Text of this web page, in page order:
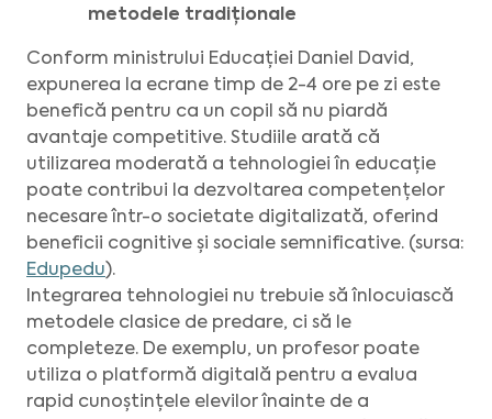
metodele tradiționale
Conform ministrului Educației Daniel David,
expunerea la ecrane timp de 2-4 ore pe zi este
benefică pentru ca un copil să nu piardă
avantaje competitive. Studiile arată că
utilizarea moderată a tehnologiei în educație
poate contribui la dezvoltarea competențelor
necesare într-o societate digitalizată, oferind
beneficii cognitive și sociale semnificative. (sursa:
Edupedu).
Integrarea tehnologiei nu trebuie să înlocuiască
metodele clasice de predare, ci să le
completeze. De exemplu, un profesor poate
utiliza o platformă digitală pentru a evalua
rapid cunoștințele elevilor înainte de a